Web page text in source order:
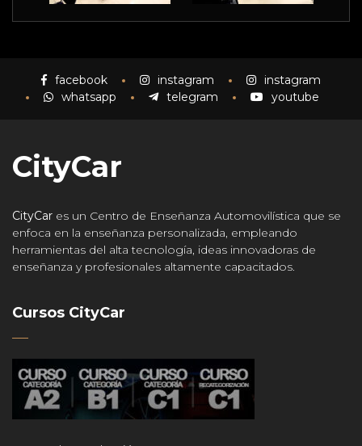
facebook instagram
instagram
whatsapp
telegram youtube
CityCar
CityCar es un Centro de Enseñanza Automovilística que se
enfoca en la enseñanza personalizada, empleando
herramientas del alta tecnología, ideas innovadoras de
enseñanza y profesionales altamente capacitados.
Cursos CityCar